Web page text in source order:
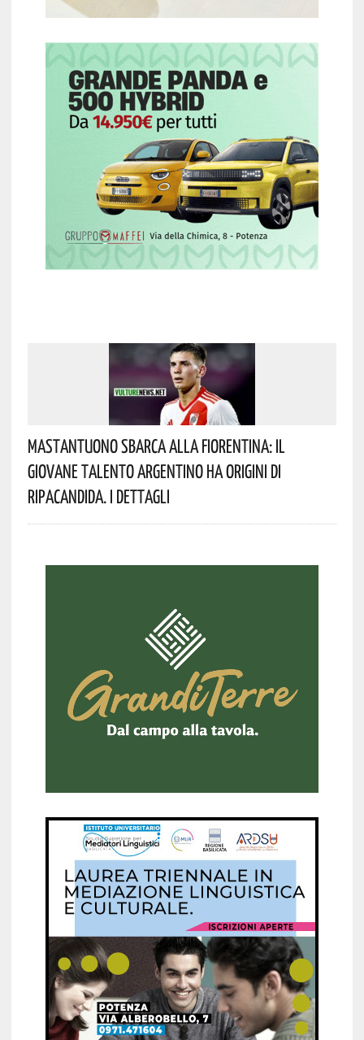
Mastantuono Sbarca Alla Fiorentina: Il
Giovane Talento Argentino Ha Origini Di
Ripacandida. I Dettagli